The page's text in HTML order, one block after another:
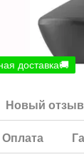
доставка🚚
Новый
Оплата